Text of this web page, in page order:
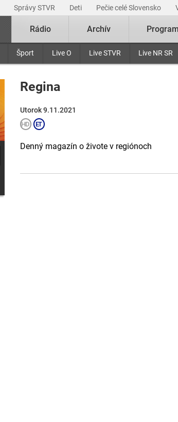
Správy STVR Deti Pečie celé Slovensko
Šport Live O Live STVR Live NR SR
Rádio Archív Program
Regina
Utorok 9.11.2021
Denný magazín o živote v regiónoch